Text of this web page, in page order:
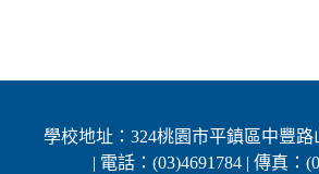
學校地址：324桃園市平鎮區中豐路
| 電話：(03)4691784 | 傳真：